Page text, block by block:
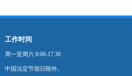
工作时间
周一至周六 8:00-17:30
中国法定节假日除外。